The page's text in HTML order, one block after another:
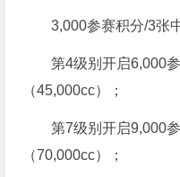
3,000参赛积分/3张
第4级别开启6,000
（45,000cc）；
第7级别开启9,000
（70,000cc）；